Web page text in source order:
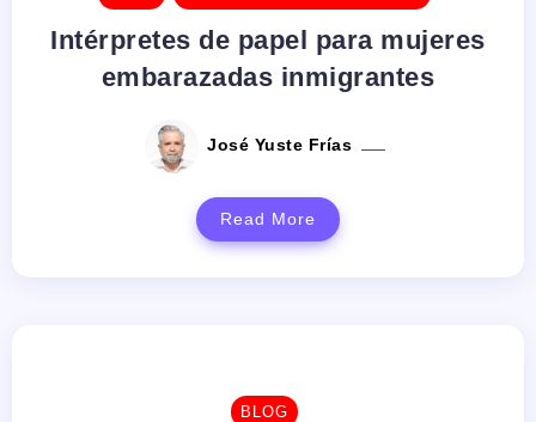
Intérpretes de papel para mujeres
embarazadas inmigrantes
José Yuste Frías
Read More
BLOG